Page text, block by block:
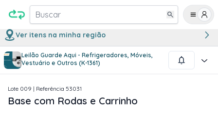
Buscar
Ver itens na minha região
Leilão Guarde Aqui - Refrigeradores, Móveis,
Vestuário e Outros (K-1361)
1/3
Lote 009 | Referência 53031
Base com Rodas e Carrinho